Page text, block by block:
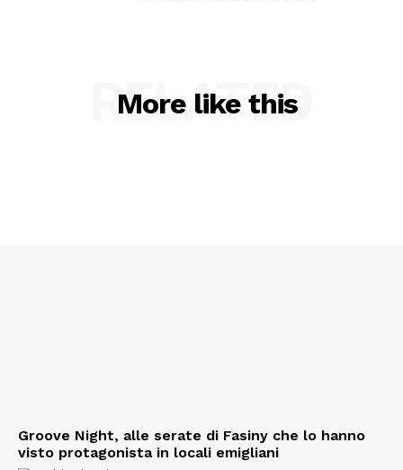
More like this
RELATED
Groove Night, alle serate di Fasiny che lo hanno
visto protagonista in locali emigliani